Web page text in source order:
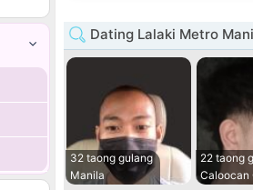
Dating Lalaki Metro
32 taong gulang
Manila
22 taong
Caloocan